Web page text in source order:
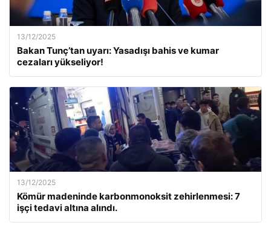
13/12/2025
Bakan Tunç’tan uyarı: Yasadışı bahis ve kumar
cezaları yükseliyor!
13/12/2025
Kömür madeninde karbonmonoksit zehirlenmesi: 7
işçi tedavi altına alındı.